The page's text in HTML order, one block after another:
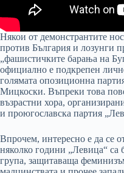
Някои от демонстрантите
против България и лозунги
„фашистичките барања на
официално е подкрепен
голямата опозиционна
Мицкоски. Въпреки това
възрастни хора,
и проюгославска партия
Впрочем, интересно е да се
няколко години „Левица“ са
група, защитаваща